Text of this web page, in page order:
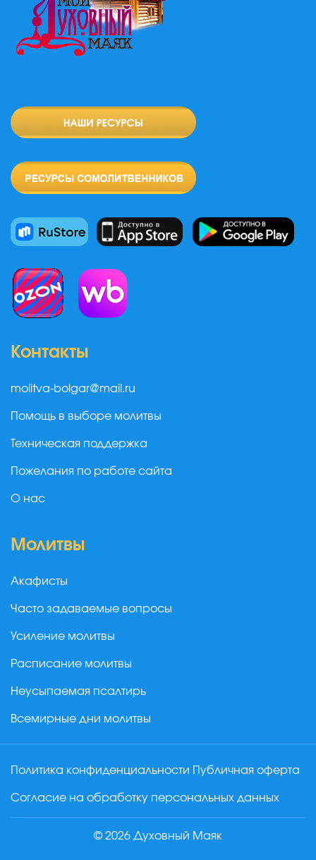
Контакты
molitva-bolgar@mail.ru
Помощь в выборе молитвы
Техническая поддержка
Пожелания по работе сайта
О нас
Молитвы
Акафисты
Часто задаваемые вопросы
Усиление молитвы
Расписание молитвы
Неусыпаемая псалтирь
Всемирные дни молитвы
Политика конфиденциальности Публичная оферта
Согласие на обработку персональных данных
© 2026 Духовный Маяк